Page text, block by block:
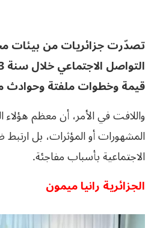
تصدّرت جزائريات من بيئات
قيمة وخطوات ملفتة
واللافت في الأمر، أن معظم
المشهورات أو المؤثرات، بل
الاجتماعية بأسباب مفاجئة.
الجزائرية رانيا ميمون